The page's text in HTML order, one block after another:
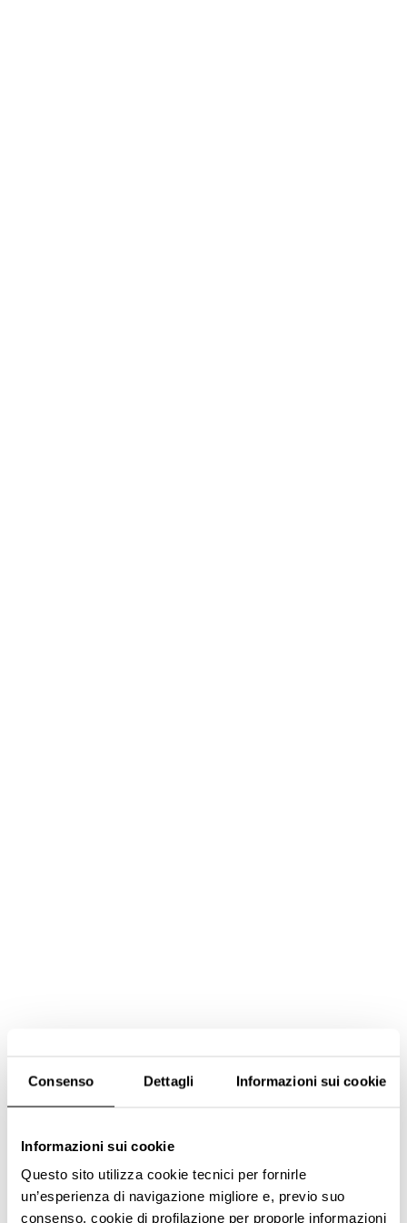
Consenso Dettagli Informazioni sui cookie
Informazioni sui cookie
Questo sito utilizza cookie tecnici per fornirle
un’esperienza di navigazione migliore e, previo suo
consenso, cookie di profilazione per proporle informazioni